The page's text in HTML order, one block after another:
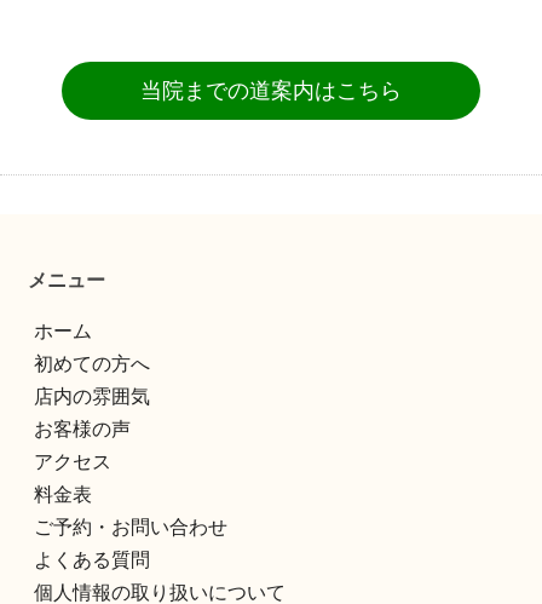
当院までの道案内はこちら
メニュー
ホーム
初めての方へ
店内の雰囲気
お客様の声
アクセス
料金表
ご予約・お問い合わせ
よくある質問
個人情報の取り扱いについて